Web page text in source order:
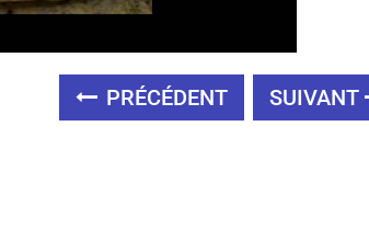
PRÉCÉDENT SUIVANT